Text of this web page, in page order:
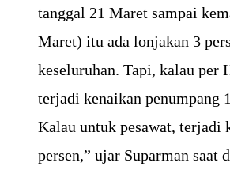
tanggal 21 Maret sampai
Maret) itu ada lonjakan 3
keseluruhan. Tapi, kalau per
terjadi kenaikan penumpang
Kalau untuk pesawat, terjadi
persen,” ujar Suparman saat